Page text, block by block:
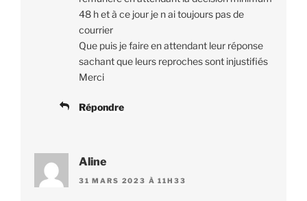
48 h et à ce jour je n ai toujours pas de
courrier
Que puis je faire en attendant leur réponse
sachant que leurs reproches sont injustifiés
Merci
Répondre
Aline
31 MARS 2023 À 11H33